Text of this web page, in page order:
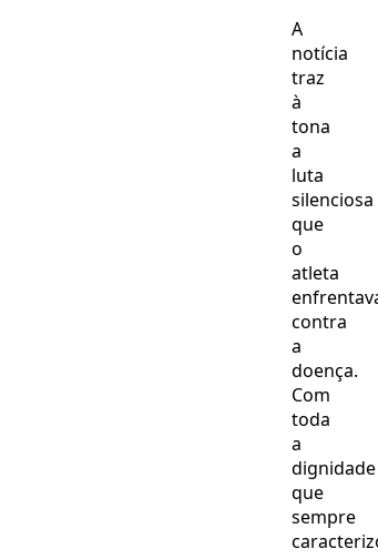
A
notícia
traz
à
tona
a
luta
silenciosa
que
o
atleta
contra
a
doença.
Com
toda
a
dignidade
que
sempre